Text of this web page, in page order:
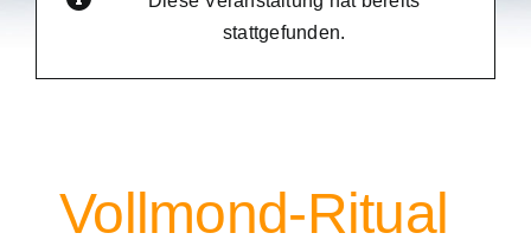
stattgefunden.
Vollmond-Ritual